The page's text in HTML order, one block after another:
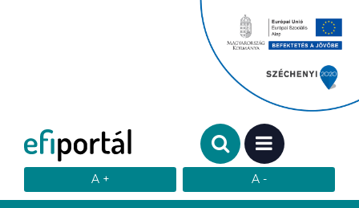
Keresendő szó:
MENÜ